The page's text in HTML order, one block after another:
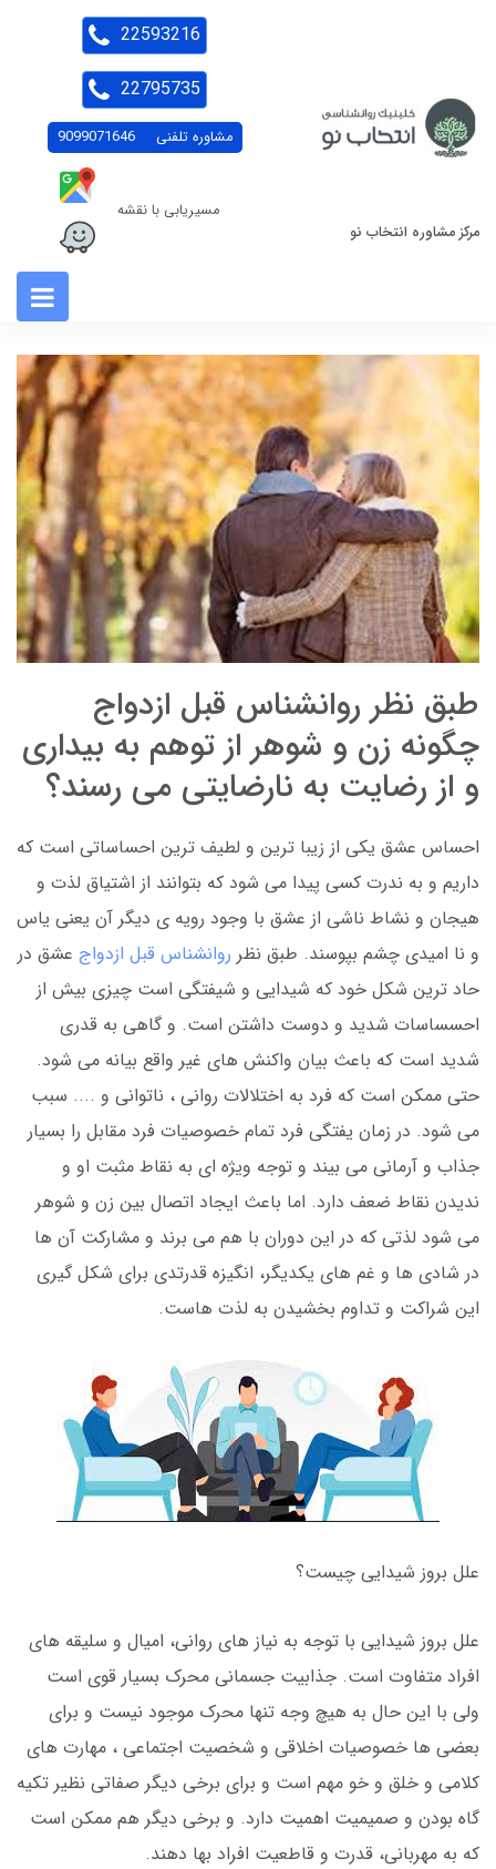
مرکز مشاوره انتخاب نو
مشاوره تلفنی 9099071646
مسیریابی با نقشه
22593216
22795735
طبق نظر روانشناس قبل ازدواج
چگونه زن و شوهر از توهم به بیداری
و از رضایت به نارضایتی می رسند؟
احساس عشق یکی از زیبا ترین و لطیف ترین احساساتی است که
داریم و به ندرت کسی پیدا می شود که بتوانند از اشتیاق لذت و
هیجان و نشاط ناشی از عشق با وجود رویه ی دیگر آن یعنی یاس
و نا امیدی چشم بپوسند. طبق نظر روانشناس قبل ازدواج عشق در
حاد ترین شکل خود که شیدایی و شیفتگی است چیزی بیش از
احسساسات شدید و دوست داشتن است. و گاهی به قدری
شدید است که باعث بیان واکنش های غیر واقع بیانه می شود.
حتی ممکن است که فرد به اختلالات روانی ، ناتوانی و .... سبب
می شود. در زمان یفتگی فرد تمام خصوصیات فرد مقابل را بسیار
جذاب و آرمانی می بیند و توجه ویژه ای به نقاط مثبت او و
ندیدن نقاط ضعف دارد. اما باعث ایجاد اتصال بین زن و شوهر
می شود لذتی که در این دوران با هم می برند و مشارکت آن ها
در شادی ها و غم های یکدیگر، انگیزه قدرتدی برای شکل گیری
این شراکت و تداوم بخشیدن به لذت هاست.
علل بروز شیدایی چیست؟
علل بروز شیدایی با توجه به نیاز های روانی، امیال و سلیقه های
افراد متفاوت است. جذابیت جسمانی محرک بسیار قوی است
ولی با این حال به هیچ وجه تنها محرک موجود نیست و برای
بعضی ها خصوصیات اخلاقی و شخصیت اجتماعی ، مهارت های
کلامی و خلق و خو مهم است و برای برخی دیگر صفاتی نظیر تکیه
گاه بودن و صمیمیت اهمیت دارد. و برخی دیگر هم ممکن است
که به مهربانی، قدرت و قاطعیت افراد بها دهند.